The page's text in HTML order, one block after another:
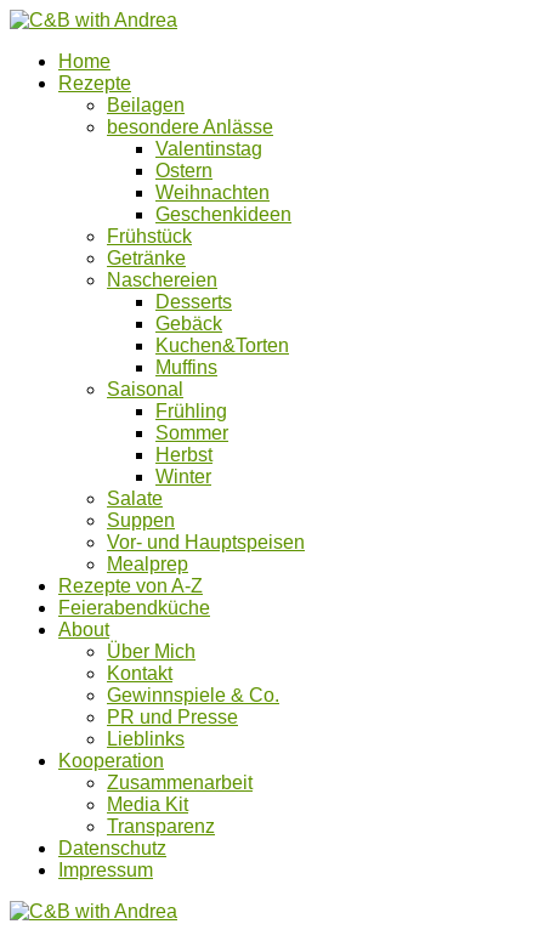
Home
Rezepte
Beilagen
besondere Anlässe
Valentinstag
Ostern
Weihnachten
Geschenkideen
Frühstück
Getränke
Naschereien
Desserts
Gebäck
Kuchen&Torten
Muffins
Saisonal
Frühling
Sommer
Herbst
Winter
Salate
Suppen
Vor- und Hauptspeisen
Mealprep
Rezepte von A-Z
Feierabendküche
About
Über Mich
Kontakt
Gewinnspiele & Co.
PR und Presse
Lieblinks
Kooperation
Zusammenarbeit
Media Kit
Transparenz
Datenschutz
Impressum